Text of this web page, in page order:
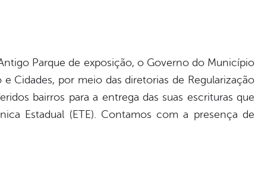
Parque de exposição, o Governo do Município
Cidades, por meio das diretorias de Regularização
bairros para a entrega das suas escrituras que
Estadual (ETE). Contamos com a presença de